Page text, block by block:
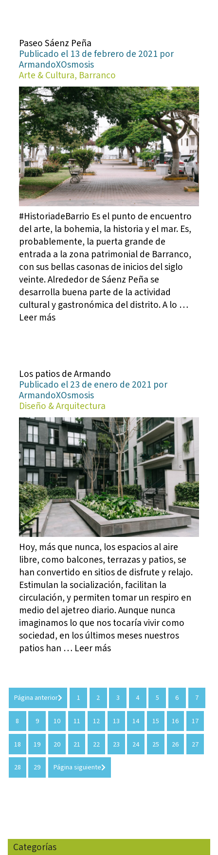
Paseo Sáenz Peña
Publicado el 13 de febrero de 2021 por
ArmandoXOsmosis
Arte & Cultura, Barranco
#HistoriadeBarrio Es el punto de encuentro
del arte, la bohemia, la historia y el mar. Es,
probablemente, la puerta grande de
entrada a la zona patrimonial de Barranco,
con sus bellas casonas de inicios del siglo
veinte. Alrededor de Sáenz Peña se
desarrolla buena parte de la actividad
cultural y gastronómica del distrito. A lo …
Leer más
Los patios de Armando
Publicado el 23 de enero de 2021 por
ArmandoXOsmosis
Diseño & Arquitectura
Hoy, más que nunca, los espacios al aire
libre, como balcones, terrazas y patios, se
han convertido en sitios de disfrute y relajo.
Estimulan la socialización, facilitan la
circulación, y permiten tomar un respiro en
medio del ajetreo diario. Aunque nunca
imaginamos lo que nos tocaría vivir como
sociedad, en los últimos meses nuestros
patios han … Leer más
Página anterior 1 2 3 4 5 6 7
8 9 10 11 12 13 14 15 16 17
18 19 20 21 22 23 24 25 26 27
28 29 Página siguiente
Categorías